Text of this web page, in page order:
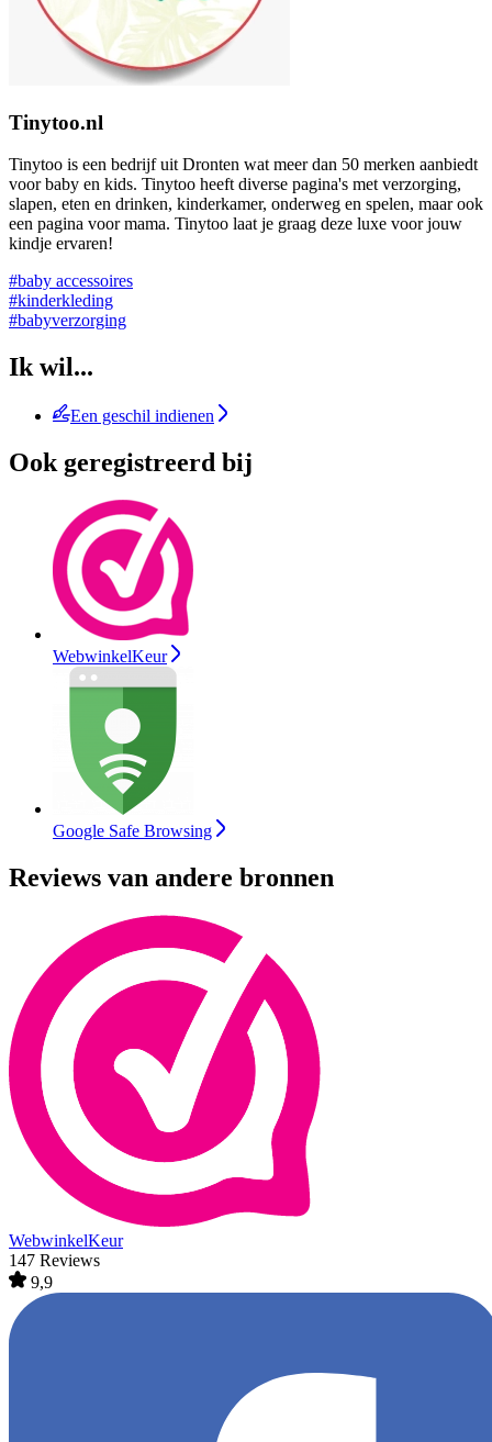
Tinytoo.nl
Tinytoo is een bedrijf uit Dronten wat meer dan 50 merken aanbiedt
voor baby en kids. Tinytoo heeft diverse pagina's met verzorging,
slapen, eten en drinken, kinderkamer, onderweg en spelen, maar ook
een pagina voor mama. Tinytoo laat je graag deze luxe voor jouw
kindje ervaren!
#baby accessoires
#kinderkleding
#babyverzorging
Ik wil...
Een geschil indienen
Ook geregistreerd bij
WebwinkelKeur
Google Safe Browsing
Reviews van andere bronnen
WebwinkelKeur
147 Reviews
9,9